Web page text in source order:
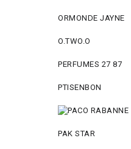
ORMONDE JAYNE
O.TWO.O
PERFUMES 27 87
PTISENBON
PAK STAR